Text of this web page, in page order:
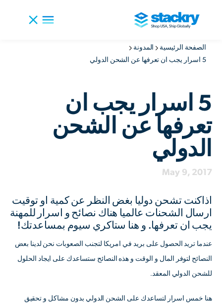
الصفحة الرئيسية
المدونة
5 اسرار يجب ان تعرفها عن الشحن الدولي
5 اسرار يجب ان
تعرفها عن الشحن
الدولي
May 9, 2017
اذاكنت تشحن دوليا بغض النظر عن كمية او توقيت
ارسال الشحنات عالميا هناك نصائح و اسرار للمهنة
يجب ان تعرفها. و هنا ستاكري سيوم بمساعدتك!
عندما تريد الحصول على بريد في امريكا لتجنب الصعوبات نحن لدينا بعض
النصائح لتوفر المال و الوقت و هذه النصائح ستساعدك على ايجاد الحلول
للشحن الدولي المعقد.
هنا خمس اسرار لتساعدك على الشحن الدولي بدون مشاكل و تحقيق